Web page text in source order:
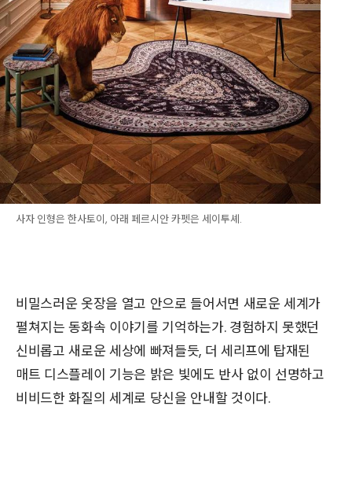
사자 인형은 한사토이, 아래 페르시안 카펫은 세이투셰.
비밀스러운 옷장을 열고 안으로 들어서면 새로운 세계가
펼쳐지는 동화속 이야기를 기억하는가. 경험하지 못했던
신비롭고 새로운 세상에 빠져들듯, 더 세리프에 탑재된
매트 디스플레이 기능은 밝은 빛에도 반사 없이 선명하고
비비드한 화질의 세계로 당신을 안내할 것이다.